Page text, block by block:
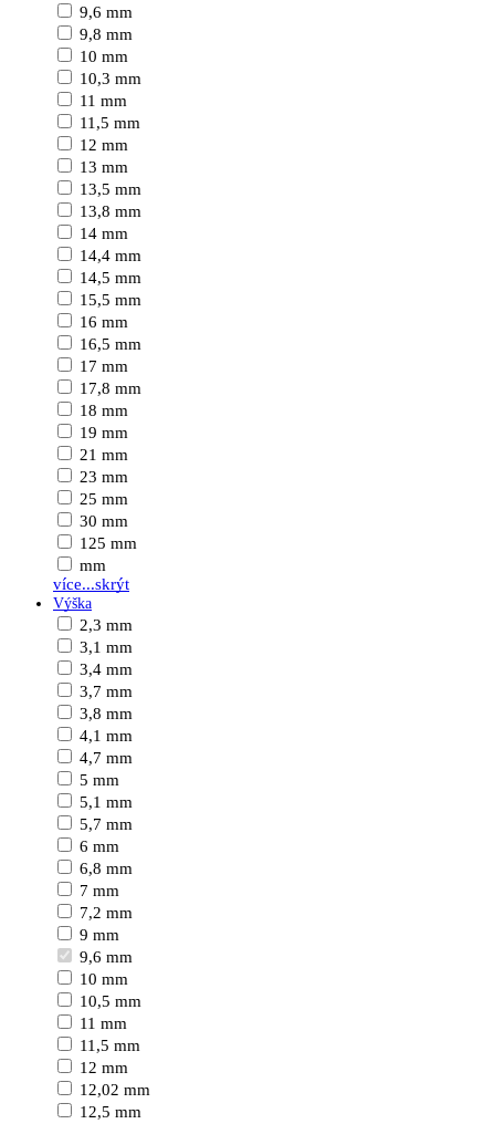
9,6 mm
9,8 mm
10 mm
10,3 mm
11 mm
11,5 mm
12 mm
13 mm
13,5 mm
13,8 mm
14 mm
14,4 mm
14,5 mm
15,5 mm
16 mm
16,5 mm
17 mm
17,8 mm
18 mm
19 mm
21 mm
23 mm
25 mm
30 mm
125 mm
mm
více...skrýt
Výška
2,3 mm
3,1 mm
3,4 mm
3,7 mm
3,8 mm
4,1 mm
4,7 mm
5 mm
5,1 mm
5,7 mm
6 mm
6,8 mm
7 mm
7,2 mm
9 mm
9,6 mm
10 mm
10,5 mm
11 mm
11,5 mm
12 mm
12,02 mm
12,5 mm